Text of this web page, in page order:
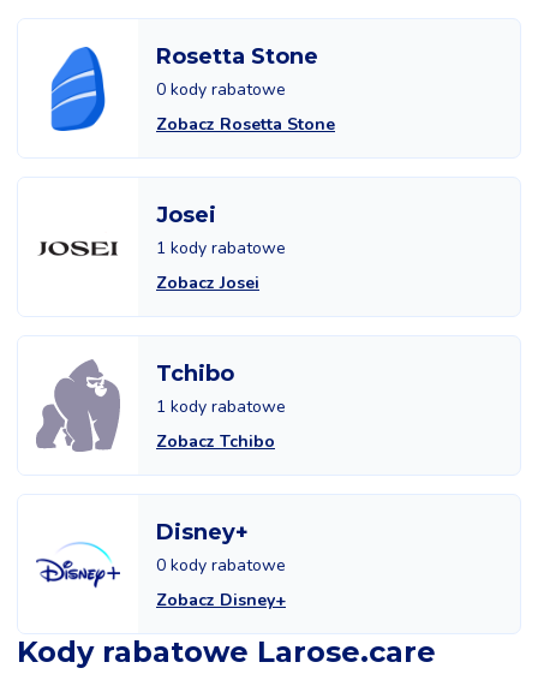
Rosetta Stone
0 kody rabatowe
Zobacz Rosetta Stone
Josei
1 kody rabatowe
Zobacz Josei
Tchibo
1 kody rabatowe
Zobacz Tchibo
Disney+
0 kody rabatowe
Zobacz Disney+
Kody rabatowe Larose.care